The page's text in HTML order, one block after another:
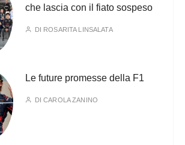
che lascia con il fiato sospeso
DI ROSARITA LINSALATA
Le future promesse della F1
DICAROLA ZANINO